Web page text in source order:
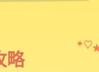
略
✦♡